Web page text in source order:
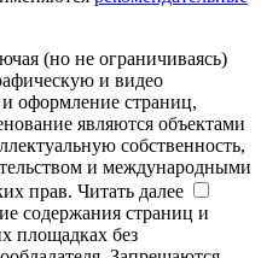
(но не ограничиваясь)
и видео
оформление страниц,
являются объектами
собственность,
и международными
прав. Читать далее
содержания страниц и
площадках без